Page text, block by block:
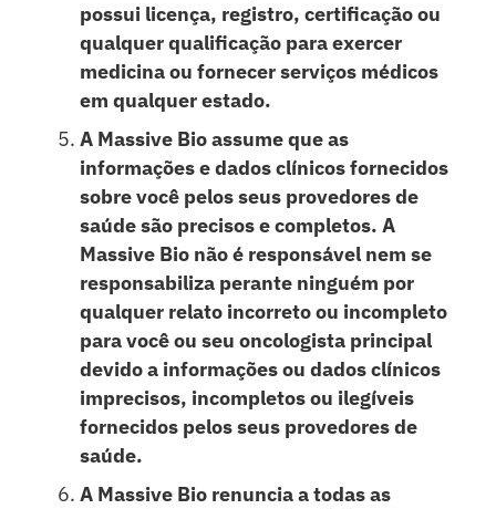
possui licença, registro, certificação ou
qualquer qualificação para exercer
medicina ou fornecer serviços médicos
em qualquer estado.
A Massive Bio assume que as
informações e dados clínicos fornecidos
sobre você pelos seus provedores de
saúde são precisos e completos. A
Massive Bio não é responsável nem se
responsabiliza perante ninguém por
qualquer relato incorreto ou incompleto
para você ou seu oncologista principal
devido a informações ou dados clínicos
imprecisos, incompletos ou ilegíveis
fornecidos pelos seus provedores de
saúde.
A Massive Bio renuncia a todas as